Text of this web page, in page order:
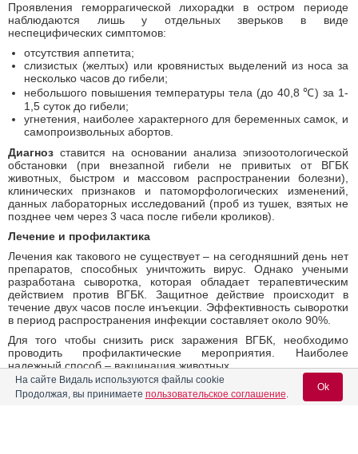
Проявления геморрагической лихорадки в остром периоде
наблюдаются лишь у отдельных зверьков в виде
неспецифических симптомов:
отсутствия аппетита;
слизистых (желтых) или кровянистых выделений из носа за
несколько часов до гибели;
небольшого повышения температуры тела (до 40,8 ℃) за 1-
1,5 суток до гибели;
угнетения, наиболее характерного для беременных самок, и
самопроизвольных абортов.
Диагноз ставится на основании анализа эпизоотологической
обстановки (при внезапной гибели не привитых от ВГБК
животных, быстром и массовом распространении болезни),
клинических признаков и патоморфологических изменений,
данных лабораторных исследований (проб из тушек, взятых не
позднее чем через 3 часа после гибели кроликов).
Лечение и профилактика
Лечения как такового не существует – на сегодняшний день нет
препаратов, способных уничтожить вирус. Однако учеными
разработана сыворотка, которая обладает терапевтическим
действием против ВГБК. Защитное действие происходит в
течение двух часов после инъекции. Эффективность сыворотки
в период распространения инфекции составляет около 90%.
Для того чтобы снизить риск заражения ВГБК, необходимо
проводить профилактические мероприятия. Наиболее
надежный способ – вакцинация животных.
Также в профилактических целях необходимо строго следовать
ветеринарно-санитарным правилам для кролиководческих
На сайте Видаль используются файлы cookie
Продолжая, вы принимаете пользовательское соглашение.
Ok